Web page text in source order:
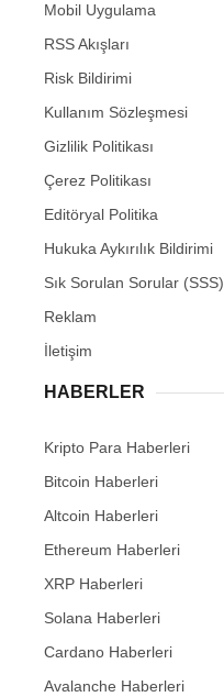
Mobil Uygulama
RSS Akışları
Risk Bildirimi
Kullanım Sözleşmesi
Gizlilik Politikası
Çerez Politikası
Editöryal Politika
Hukuka Aykırılık Bildirimi
Sık Sorulan Sorular (SSS)
Reklam
İletişim
HABERLER
Kripto Para Haberleri
Bitcoin Haberleri
Altcoin Haberleri
Ethereum Haberleri
XRP Haberleri
Solana Haberleri
Cardano Haberleri
Avalanche Haberleri